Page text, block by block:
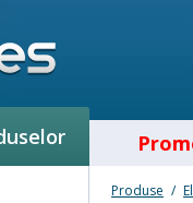
Produse /